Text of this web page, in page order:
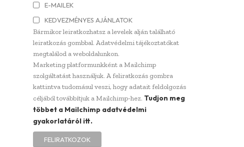
E-MAILEK
KEDVEZMÉNYES AJÁNLATOK
Bármikor leiratkozhatsz a levelek alján található
leiratkozás gombbal. Adatvédelmi tájékoztatókat
megtalálod a weboldalunkon.
Marketing platformunkként a Mailchimp
szolgáltatást használjuk. A feliratkozás gombra
kattintva tudomásul veszi, hogy adatait feldolgozás
céljából továbbítjuk a Mailchimp-hez. Tudjon meg
többet a Mailchimp adatvédelmi
gyakorlatáról itt.